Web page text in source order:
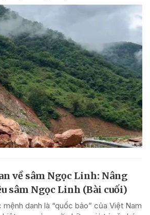
về sâm Ngọc Linh: Nâng
sâm Ngọc Linh (Bài cuối)
danh là “quốc bảo” của Việt Nam